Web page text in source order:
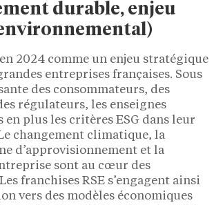
durable, enjeu
)
en 2024 comme un enjeu stratégique
entreprises françaises. Sous
des consommateurs, des
régulateurs, les enseignes
plus les critères ESG dans leur
changement climatique, la
d’approvisionnement et la
sont au cœur des
franchises RSE s’engagent ainsi
vers des modèles économiques